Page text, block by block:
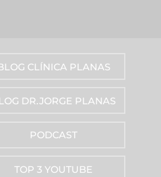
CLÍNICA PLANAS
DR.JORGE PLANAS
PODCAST
TOP 3 YOUTUBE